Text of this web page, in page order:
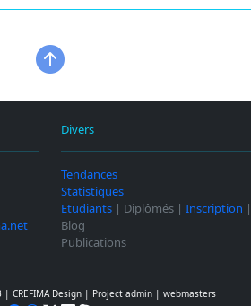
Divers
Tendances
Statistiques
Etudiants | Diplômés | Inscription
Blog
Publications
| CREFIMA Design | Project admin | webmasters